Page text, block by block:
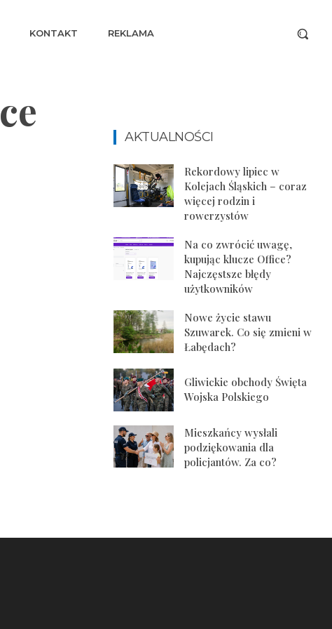
KONTAKT REKLAMA
AKTUALNOŚCI
Rekordowy lipiec w
Kolejach Śląskich – coraz
więcej rodzin i
rowerzystów
Na co zwrócić uwagę,
kupując klucze Office?
Najczęstsze błędy
użytkowników
Nowe życie stawu
Szuwarek. Co się zmieni w
Łabędach?
Gliwickie obchody Święta
Wojska Polskiego
Mieszkańcy wysłali
podziękowania dla
policjantów. Za co?